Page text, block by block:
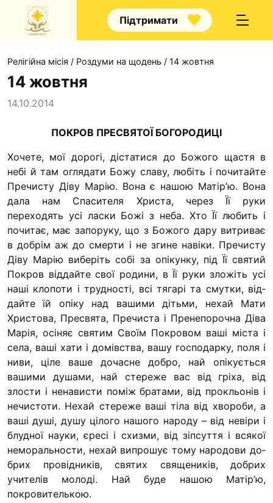
Підтримати
Волонтерство
Наші напрямки праці
Наш покровитель
Контакти
Проекти
Футбольна команда
Кулінарний гурток
Іконописна школа
“Капеланчики”
Альтернатива
Одна церква – одна
одна родина
Чемпіонат з міні-
“КОПА”
Як допомогти
Ми помолимося
Релігійна місія / Роздуми на щодень / 14 жовтня
14 жовтня
14.10.2014
ПОКРОВ ПРЕСВЯТОЇ БОГОРОДИЦІ
Хочете, мої дорогі, дістатися до Божого щастя в
небі й там оглядати Божу славу, любіть і почитайте
Пречисту Діву Марію. Вона є нашою Матір’ю. Вона
дала нам Спа­сителя Христа, через Її руки
переходять усі ласки Божі з неба. Хто Її любить і
почитає, має запоруку, що з Божого дару витриває
в добрім аж до смерти і не згине навіки. Пречисту
Діву Марію виберіть собі за опікунку, під Її святий
Покров віддайте свої родини, в Її руки зложіть усі
наші клопоти і трудності, всі тягарі та смутки, від­
дайте їй опіку над вашими дітьми, нехай Мати
Христо­ва, Пресвята, Пречиста і Пренепорочна Діва
Марія, осі­няє святим Своїм Покровом ваші міста і
села, ваші хати і домівства, вашу господарку, поля і
ниви, ціле ваше до­часне добро, най опікується
вашими душами, най стере­же вас від гріха, від
злости і ненависти поміж братами, від прокльонів і
нечистоти. Нехай стереже ваші тіла від хвороби, а
ваші душі, душу цілого нашого народу – від невіри і
блудної науки, єресі і схизми, від зіпсуття і вся­кої
неморальности, нехай випрошує тому народови до­
брих провідників, святих священиків, добрих
учителів молоді. Най буде нашою Матір’ю,
покровителькою.